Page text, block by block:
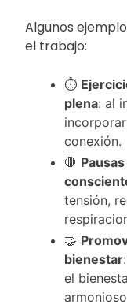
Algunos
el trabajo:
⏱️
plena: al
conexión.
🛑
tensión,
🤝
bienestar
el